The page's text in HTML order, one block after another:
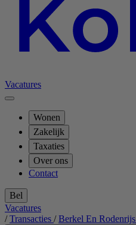
Vacatures
Wonen
Zakelijk
Taxaties
Over ons
Contact
Bel
Vacatures
/ Transacties / Berkel En Rodenrijs